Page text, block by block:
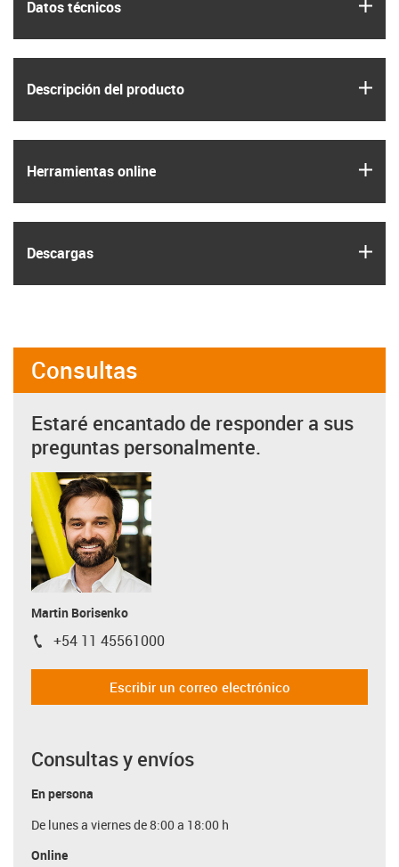
Datos técnicos
Descripción del producto
Herramientas online
Descargas
Consultas
Estaré encantado de responder a sus
preguntas personalmente.
Martin Borisenko
igus-icon-phone
+54 11 45561000
Escribir un correo electrónico
Consultas y envíos
En persona
De lunes a viernes de 8:00 a 18:00 h
Online